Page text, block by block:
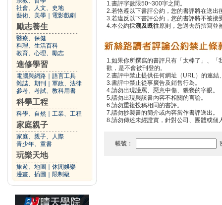
社會、人文、史地
藝術、美學
電影戲劇
勵志養生
醫療、保健
料理、生活百科
教育、心理、勵志
進修學習
電腦與網路
語言工具
雜誌、期刊
軍政、法律
參考、考試、教科用書
科學工程
科學、自然 工業、工程
家庭親子
家庭、親子、人際
青少年、童書
玩樂天地
旅遊、地圖
休閒娛樂
漫畫、插圖
限制級
1.書評字數限50~300字之間。
2.若恪遵以下書評公約，您的書評將在送
3.若違反以下書評公約，您的書評將不被接
4.本公約採溯及既往原則，您過去所撰寫並
1.如果你所撰寫的書評只有「太棒了」、
歡，是不會被刊登的。
2.書評中禁止提供任何網址（URL）的連結
3.書評中禁止從事廣告及銷售行為。
4.請勿出現謾罵、惡意中傷、猥褻的字眼。
5.請勿出現與該書內容不相關的言論。
6.請勿重複投稿相同的書評。
7.請勿抄襲書的簡介或內容當作書評送出。
8.請勿傳述未經證實，針對公司、團體或個
帳號：